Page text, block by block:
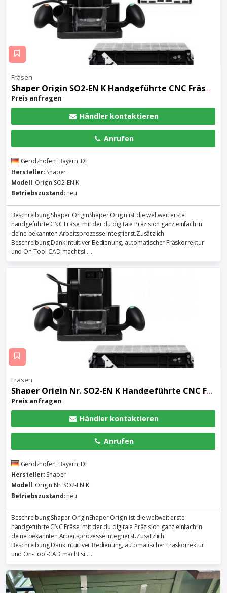
Fräsen
Shaper Origin SO2-EN K Handgeführte CNC Fräse + Workstation + Plate
Preis anfragen
Händler kontaktieren
Anrufen
Gerolzhofen, Bayern, DE
Hersteller: Shaper
Modell: Origin SO2-EN K
Betriebszustand: neu
Beschreibung:Shaper OriginShaper Origin ist die weltweit erste
handgeführte CNC Fräse, mit der du digitale Präzision ganz einfach in
deine bekannten Arbeitsprozesse integrierst.Zusätzlich
Beschreibung:Dank intuitiver Bedienung, automatischer Fräskorrektur
und On-Tool-CAD macht si......
Fräsen
Shaper Origin Nr. SO2-EN K Handgeführte CNC Fräse + Workstation
Preis anfragen
Händler kontaktieren
Anrufen
Gerolzhofen, Bayern, DE
Hersteller: Shaper
Modell: Origin Nr. SO2-EN K
Betriebszustand: neu
Beschreibung:Shaper OriginShaper Origin ist die weltweit erste
handgeführte CNC Fräse, mit der du digitale Präzision ganz einfach in
deine bekannten Arbeitsprozesse integrierst.Zusätzlich
Beschreibung:Dank intuitiver Bedienung, automatischer Fräskorrektur
und On-Tool-CAD macht si......